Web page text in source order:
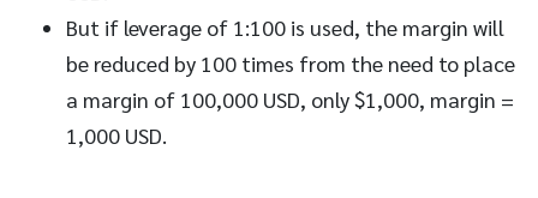
But if leverage of 1:100 is used, the margin will
be reduced by 100 times from the need to place
a margin of 100,000 USD, only $1,000, margin =
1,000 USD.